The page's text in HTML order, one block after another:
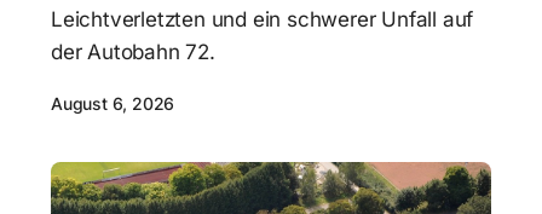
Leichtverletzten und ein schwerer Unfall auf
der Autobahn 72.
August 6, 2026